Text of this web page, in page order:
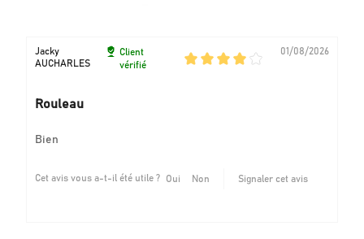
Jacky
AUCHARLES
Client
vérifié
01/08/2026
Rouleau
Bien
Cet avis vous a-t-il été utile ? Oui Non Signaler cet avis